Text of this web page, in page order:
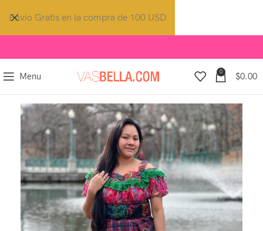
Menu 0 $0.00
Envio Gratis en la compra de 100 USD